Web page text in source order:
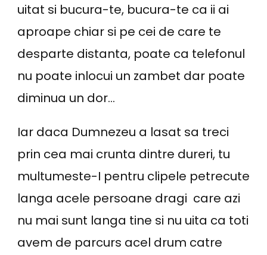
uitat si bucura-te, bucura-te ca ii ai
aproape chiar si pe cei de care te
desparte distanta, poate ca telefonul
nu poate inlocui un zambet dar poate
diminua un dor…
Iar daca Dumnezeu a lasat sa treci
prin cea mai crunta dintre dureri, tu
multumeste-I pentru clipele petrecute
langa acele persoane dragi care azi
nu mai sunt langa tine si nu uita ca toti
avem de parcurs acel drum catre